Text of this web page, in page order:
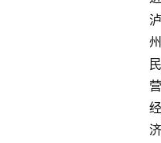
泸
州
民
营
经
济